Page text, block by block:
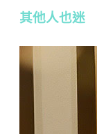
其他人也迷